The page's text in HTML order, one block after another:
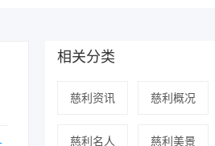
相关分类
慈利资讯 慈利概况
慈利名人 慈利美景